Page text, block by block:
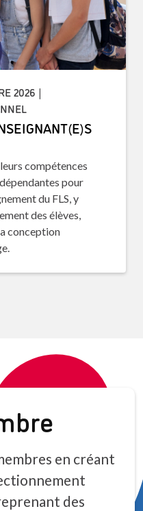
2026 |
compétences
pour
du FLS, y
des élèves,
conception
en créant
des